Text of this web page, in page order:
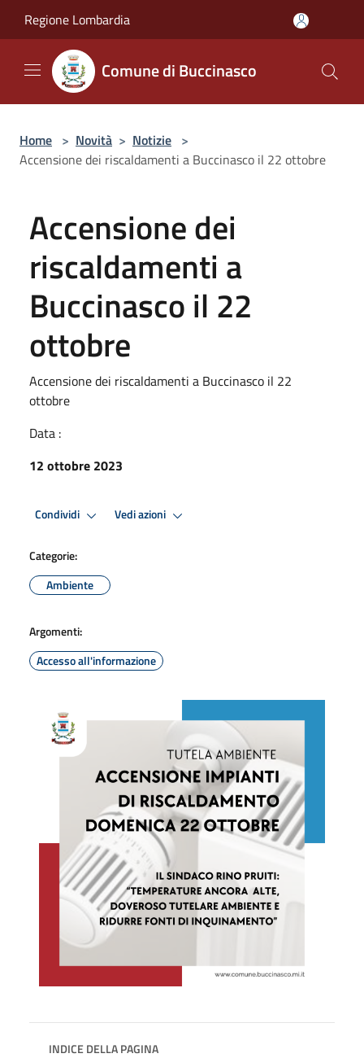
Regione Lombardia
Comune di Buccinasco
Home > Novità > Notizie >
Accensione dei riscaldamenti a Buccinasco il 22 ottobre
Accensione dei
riscaldamenti a
Buccinasco il 22
ottobre
Accensione dei riscaldamenti a Buccinasco il 22
ottobre
Data :
12 ottobre 2023
Condividi Vedi azioni
Categorie:
Ambiente
Argomenti:
Accesso all'informazione
INDICE DELLA PAGINA